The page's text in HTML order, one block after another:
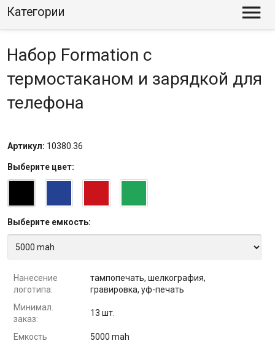
Категории 
Набор Formation с
термостаканом и зарядкой для
телефона
Артикул: 10380.36
Выберите цвет:
Выберите емкость:
Нанесение
логотипа:
тампопечать, шелкография,
гравировка, уф-печать
Минимал.
заказ:
13 шт.
Емкость
5000 mah